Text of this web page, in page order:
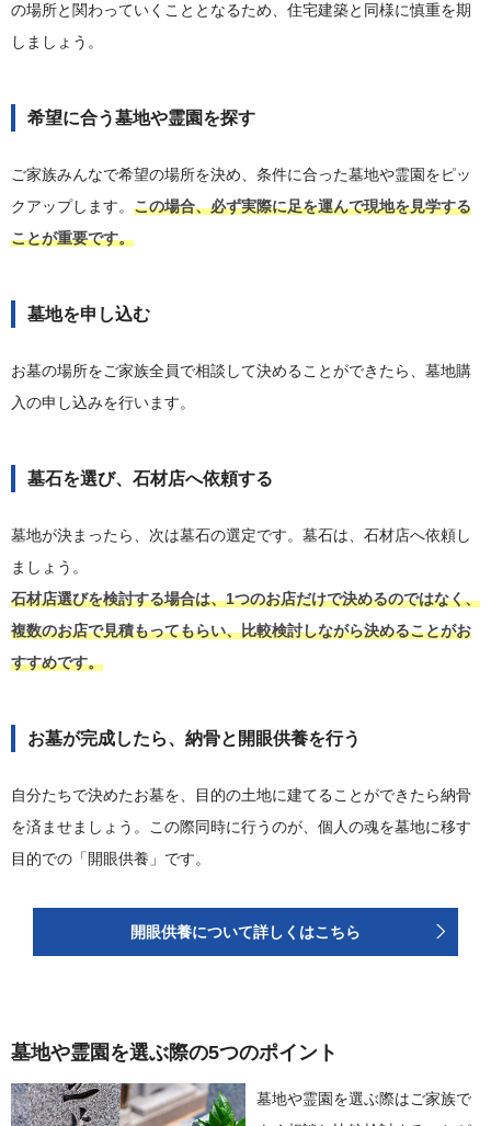
の場所と関わっていくこととなるため、住宅建築と同様に慎重を期
しましょう。
希望に合う墓地や霊園を探す
ご家族みんなで希望の場所を決め、条件に合った墓地や霊園をピッ
クアップします。 この場合、必ず実際に足を運んで現地を見学する
ことが重要です。
墓地を申し込む
お墓の場所をご家族全員で相談して決めることができたら、墓地購
入の申し込みを行います。
墓石を選び、石材店へ依頼する
墓地が決まったら、次は墓石の選定です。墓石は、石材店へ依頼し
ましょう。
石材店選びを検討する場合は、1つのお店だけで決めるのではなく、
複数のお店で見積もってもらい、比較検討しながら決めることがお
すすめです。
お墓が完成したら、納骨と開眼供養を行う
自分たちで決めたお墓を、目的の土地に建てることができたら納骨
を済ませましょう。この際同時に行うのが、個人の魂を墓地に移す
目的での「開眼供養」です。
開眼供養について詳しくはこちら
墓地や霊園を選ぶ際の5つのポイント
墓地や霊園を選ぶ際はご家族で